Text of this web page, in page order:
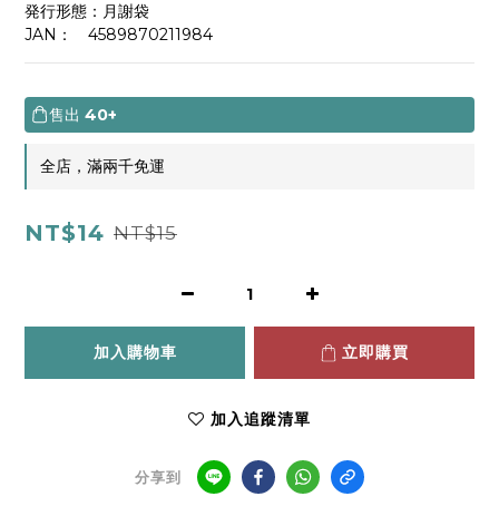
発行形態：月謝袋
JAN：　4589870211984
售出 40+
全店，滿兩千免運
NT$14 NT$15
加入購物車 立即購買
加入追蹤清單
分享到